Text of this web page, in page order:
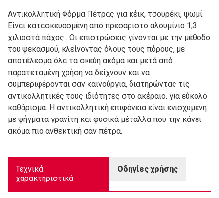
Αντικολλητική Φόρμα Πέτρας για κέικ, τσουρέκι, ψωμί.
Είναι κατασκευασμένη από πρεσαριστό αλουμίνιο 1,3
χιλιοστά πάχος . Οι επιστρώσεις γίνονται με την μέθοδο
του ψεκασμού, κλείνοντας όλους τους πόρους, με
αποτέλεσμα όλα τα σκεύη ακόμα και μετά από
παρατεταμένη χρήση να δείχνουν και να
συμπεριφέρονται σαν καινούργια, διατηρώντας τις
αντικολλητικές τους ιδιότητες στο ακέραιο, για εύκολο
καθάρισμα. Η αντικολλητική επιφάνεια είναι ενισχυμένη
με ψήγματα γρανίτη και φυσικά μέταλλα που την κάνει
ακόμα πιο ανθεκτική σαν πέτρα.
Τεχνικά
χαρακτηριστικά
Οδηγίες χρήσης